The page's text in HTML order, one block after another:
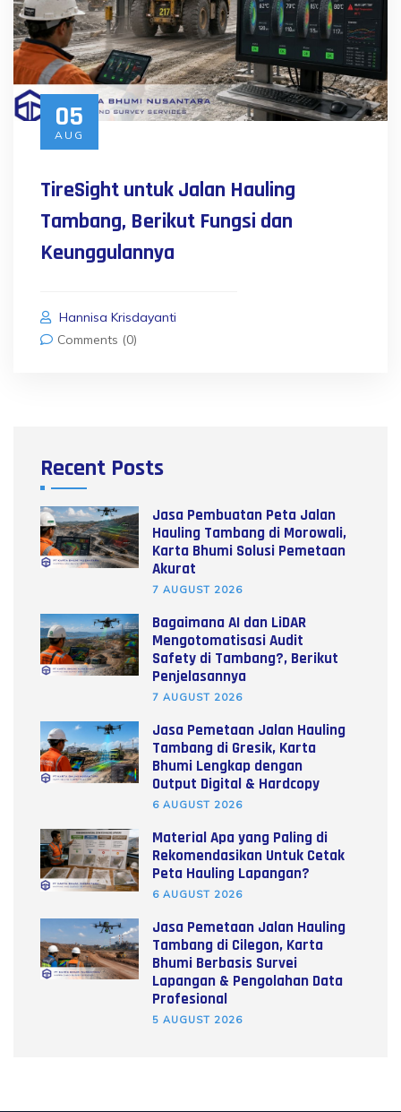
05
AUG
TireSight untuk Jalan Hauling
Tambang, Berikut Fungsi dan
Keunggulannya
Hannisa Krisdayanti
Comments (0)
Recent Posts
Jasa Pembuatan Peta Jalan
Hauling Tambang di Morowali,
Karta Bhumi Solusi Pemetaan
Akurat
7 AUGUST 2026
Bagaimana AI dan LiDAR
Mengotomatisasi Audit
Safety di Tambang?, Berikut
Penjelasannya
7 AUGUST 2026
Jasa Pemetaan Jalan Hauling
Tambang di Gresik, Karta
Bhumi Lengkap dengan
Output Digital & Hardcopy
6 AUGUST 2026
Material Apa yang Paling di
Rekomendasikan Untuk Cetak
Peta Hauling Lapangan?
6 AUGUST 2026
Jasa Pemetaan Jalan Hauling
Tambang di Cilegon, Karta
Bhumi Berbasis Survei
Lapangan & Pengolahan Data
Profesional
5 AUGUST 2026